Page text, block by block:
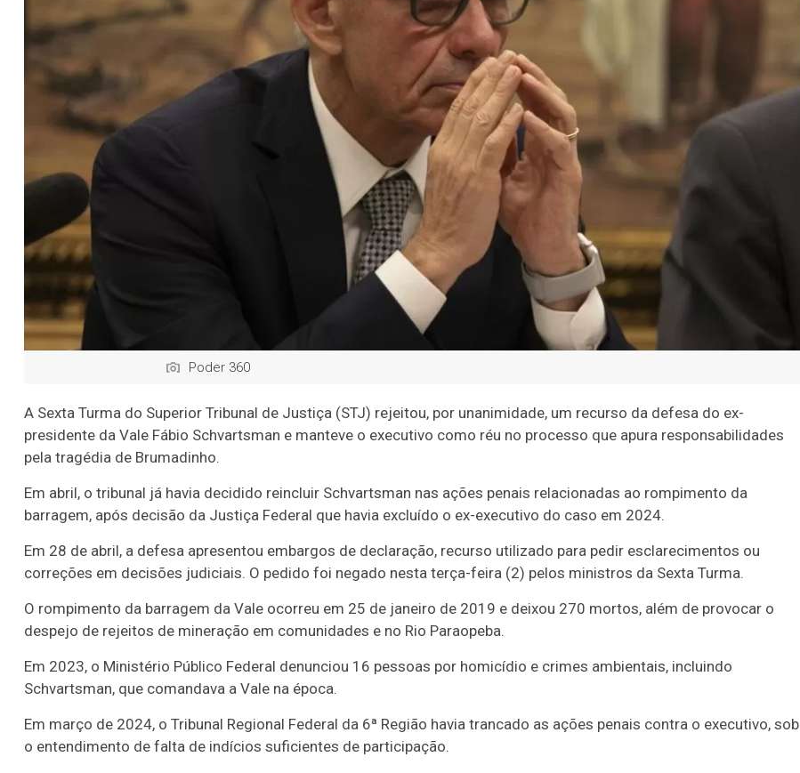
Poder 360
A Sexta Turma do Superior Tribunal de Justiça (STJ) rejeitou, por unanimidade, um recurso da defesa do ex-
presidente da Vale Fábio Schvartsman e manteve o executivo como réu no processo que apura responsabilidades
pela tragédia de Brumadinho.
Em abril, o tribunal já havia decidido reincluir Schvartsman nas ações penais relacionadas ao rompimento da
barragem, após decisão da Justiça Federal que havia excluído o ex-executivo do caso em 2024.
Em 28 de abril, a defesa apresentou embargos de declaração, recurso utilizado para pedir esclarecimentos ou
correções em decisões judiciais. O pedido foi negado nesta terça-feira (2) pelos ministros da Sexta Turma.
O rompimento da barragem da Vale ocorreu em 25 de janeiro de 2019 e deixou 270 mortos, além de provocar o
despejo de rejeitos de mineração em comunidades e no Rio Paraopeba.
Em 2023, o Ministério Público Federal denunciou 16 pessoas por homicídio e crimes ambientais, incluindo
Schvartsman, que comandava a Vale na época.
Em março de 2024, o Tribunal Regional Federal da 6ª Região havia trancado as ações penais contra o executivo, sob
o entendimento de falta de indícios suficientes de participação.